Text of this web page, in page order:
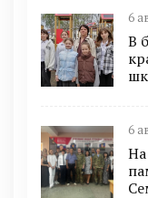
6
В
6